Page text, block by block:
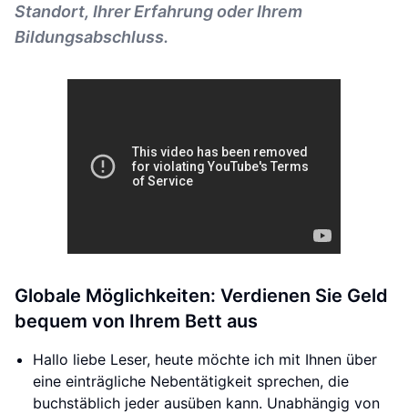
Standort, Ihrer Erfahrung oder Ihrem
Bildungsabschluss.
Globale Möglichkeiten: Verdienen Sie Geld
bequem von Ihrem Bett aus
Hallo liebe Leser, heute möchte ich mit Ihnen über
eine einträgliche Nebentätigkeit sprechen, die
buchstäblich jeder ausüben kann. Unabhängig von